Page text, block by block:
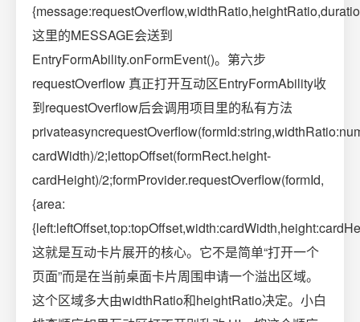
这里的MESSAGE会送到
EntryFormAbility.onFormEvent()。第六步
requestOverflow 真正打开互动区EntryFormAbility收
到requestOverflow后会调用项目里的私有方法
cardWidth)/2;lettopOffset(formRect.height-
cardHeight)/2;formProvider.requestOverflow(formId,
{area:
这就是互动卡片展开的核心。它不是简单“打开一个
页面”而是在当前桌面卡片周围申请一个溢出区域。
这个区域多大由widthRatio和heightRatio决定。小白